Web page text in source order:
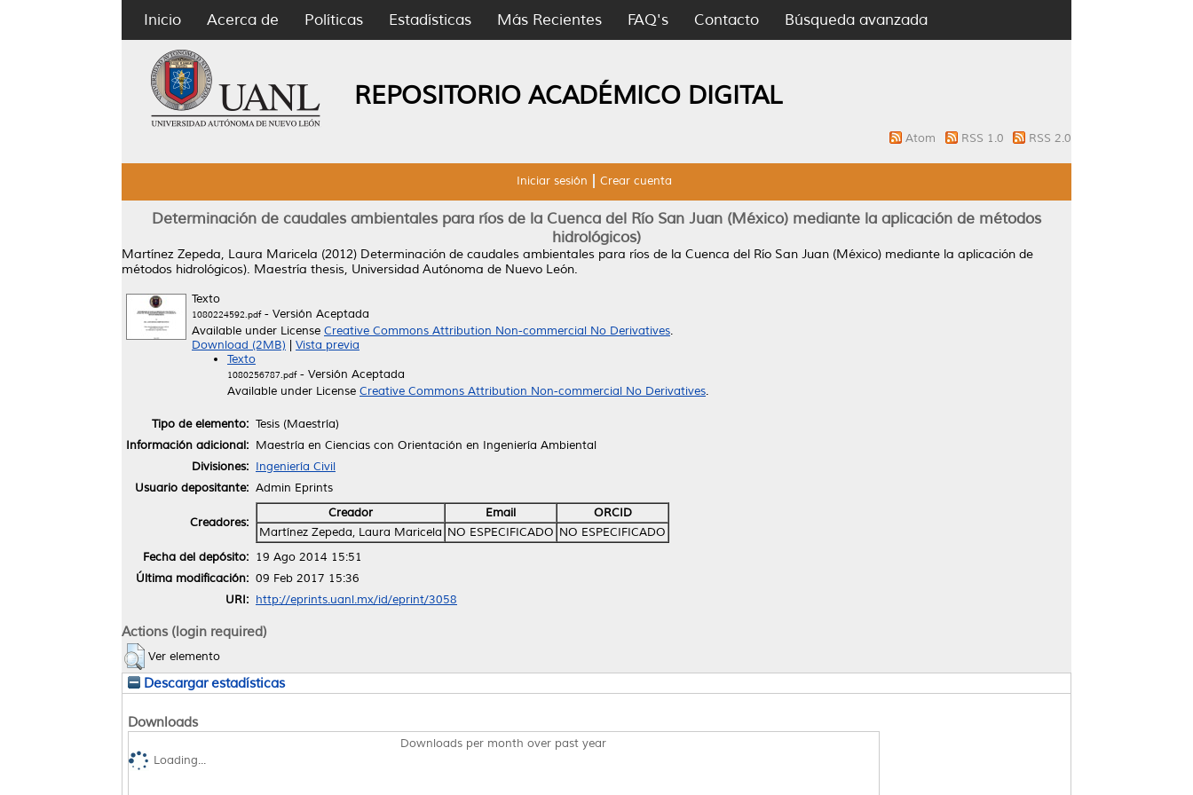
Inicio Acerca de Políticas Estadísticas Más Recientes FAQ's Contacto Búsqueda avanzada
REPOSITORIO ACADÉMICO DIGITAL
Atom RSS 1.0 RSS 2.0
Iniciar sesión Crear cuenta
Determinación de caudales ambientales para ríos de la Cuenca del Río San Juan (México) mediante la aplicación de métodos
hidrológicos)
Martínez Zepeda, Laura Maricela (2012) Determinación de caudales ambientales para ríos de la Cuenca del Río San Juan (México) mediante la aplicación de
métodos hidrológicos). Maestría thesis, Universidad Autónoma de Nuevo León.
Texto
1080224592.pdf- Versión Aceptada
Available under License Creative Commons Attribution Non-commercial No Derivatives.
Download (2MB)
Vista previa
Texto
1080256787.pdf- Versión Aceptada
Available under License Creative Commons Attribution Non-commercial No Derivatives.
Tipo de elemento: Tesis (Maestría)
Información adicional: Maestría en Ciencias con Orientación en Ingeniería Ambiental
Divisiones: Ingeniería Civil
Usuario depositante: Admin Eprints
Creadores:
Creador Email
ORCID
Martínez Zepeda, Laura Maricela NO ESPECIFICADO NO ESPECIFICADO
Fecha del depósito: 19 Ago 2014 15:51
Última modificación: 09 Feb 2017 15:36
URI: http://eprints.uanl.mx/id/eprint/3058
Actions (login required)
Ver elemento
Descargar estadísticas
Downloads
Downloads per month over past year
Loading...